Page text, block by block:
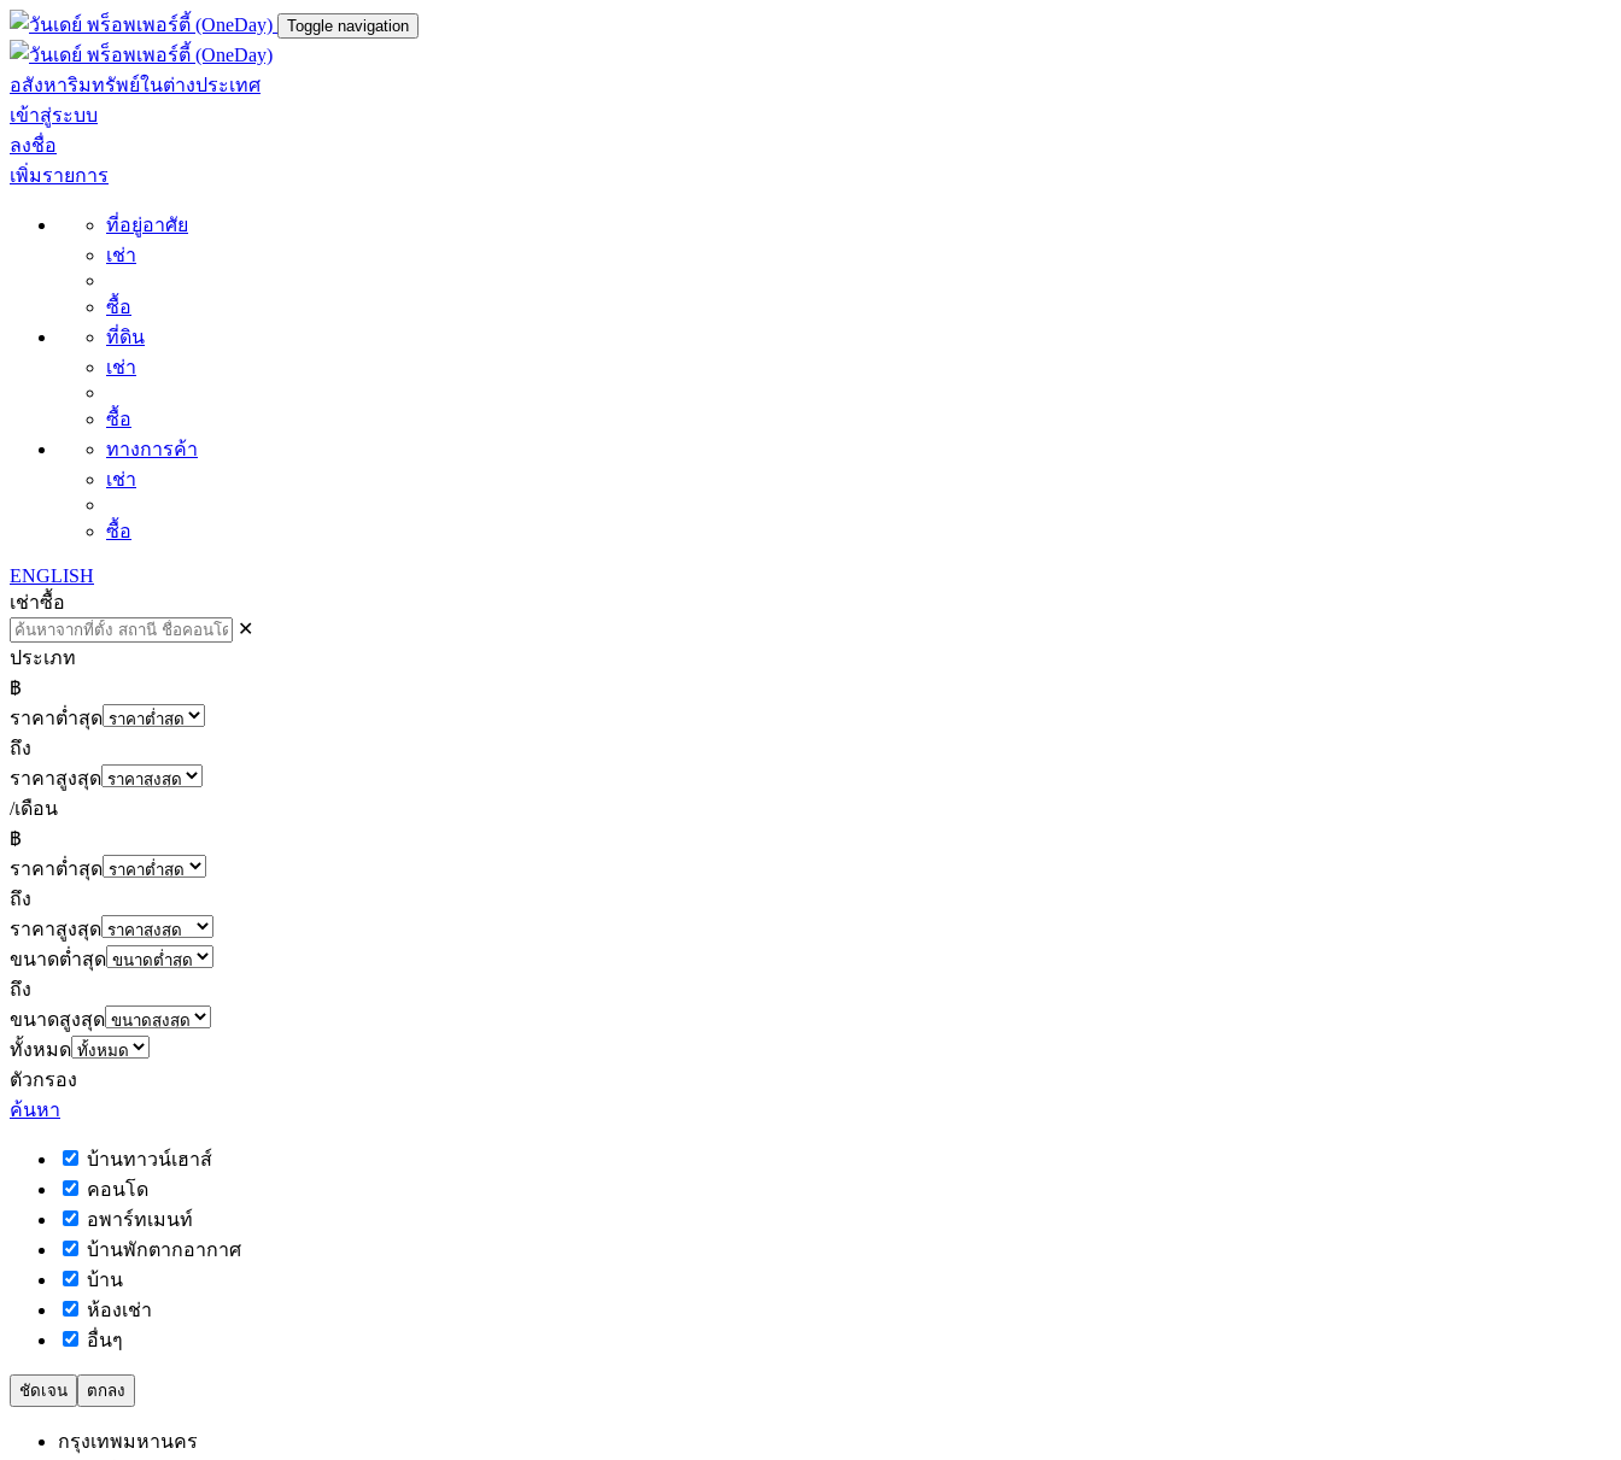
Toggle navigation
อสังหาริมทรัพย์ในต่างประเทศ
เข้าสู่ระบบ
ลงชื่อ
เพิ่มรายการ
ที่อยู่อาศัย
เช่า
ซื้อ
ที่ดิน
เช่า
ซื้อ
ทางการค้า
เช่า
ซื้อ
ENGLISH
เช่าซื้อ
✕
ประเภท
฿
ราคาต่ำสุด
ถึง
ราคาสูงสุด
/เดือน
฿
ราคาต่ำสุด
ถึง
ราคาสูงสุด
ขนาดต่ำสุด
ถึง
ขนาดสูงสุด
ทั้งหมด
ตัวกรอง
ค้นหา
บ้านทาวน์เฮาส์
คอนโด
อพาร์ทเมนท์
บ้านพักตากอากาศ
บ้าน
ห้องเช่า
อื่นๆ
ชัดเจน ตกลง
กรุงเทพมหานคร